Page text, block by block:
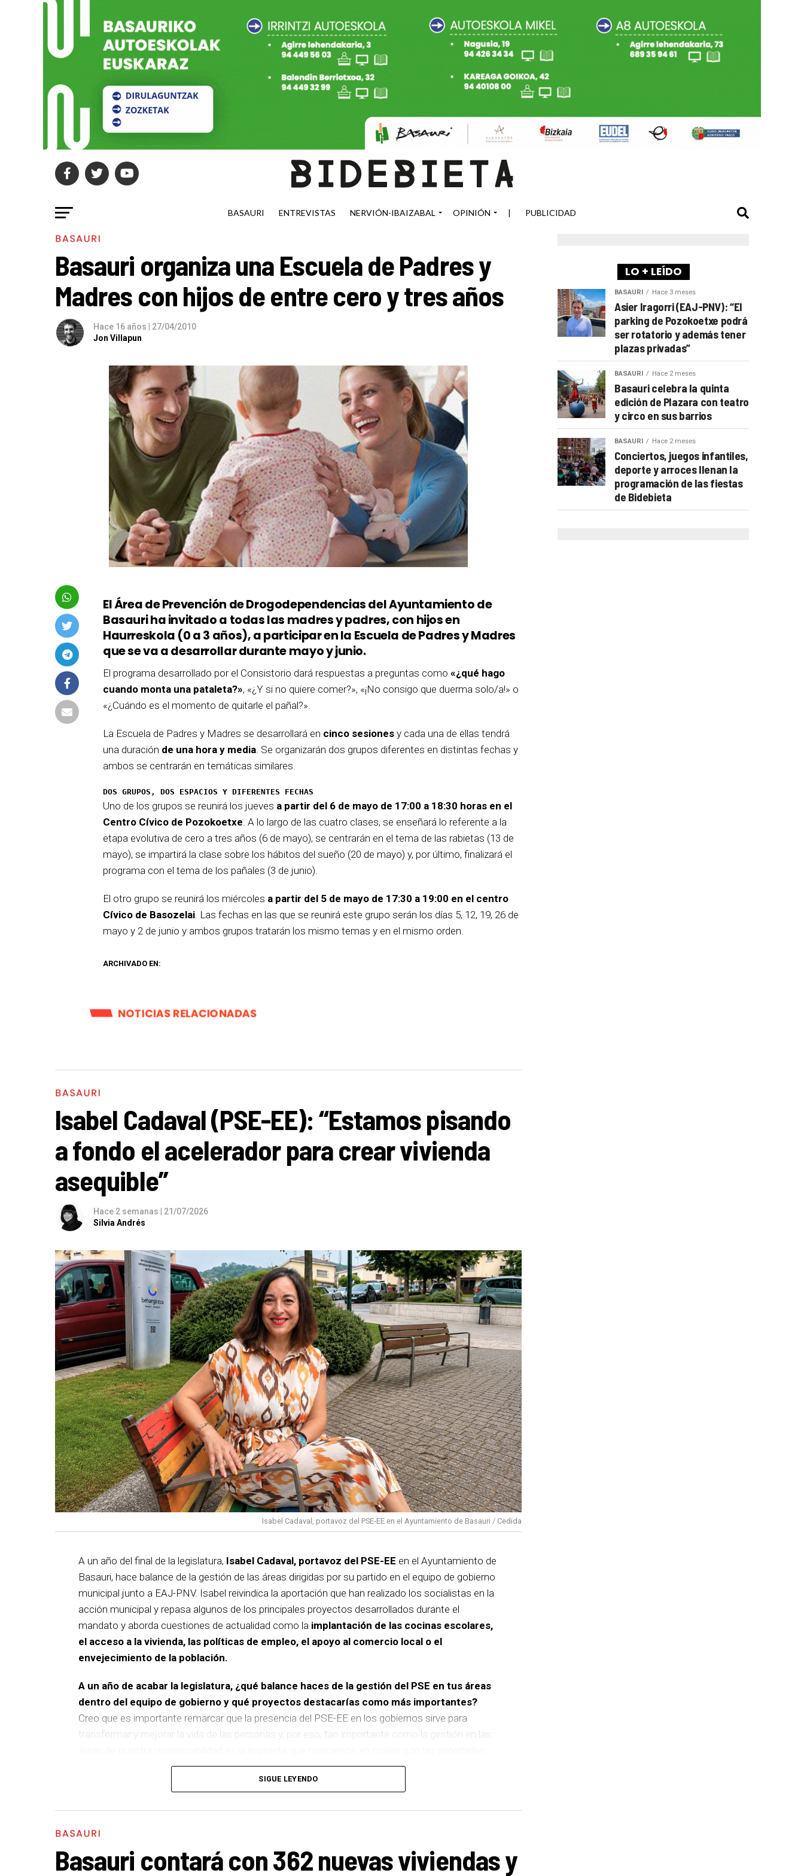
BASAURI ENTREVISTAS NERVIÓN-IBAIZABAL OPINIÓN | PUBLICIDAD
BASAURI
Basauri organiza una Escuela de Padres y
Madres con hijos de entre cero y tres años
Hace 16 años | 27/04/2010
Jon Villapun
El Área de Prevención de Drogodependencias del Ayuntamiento de
Basauri ha invitado a todas las madres y padres, con hijos en
Haurreskola (0 a 3 años), a participar en la Escuela de Padres y Madres
que se va a desarrollar durante mayo y junio.
El programa desarrollado por el Consistorio dará respuestas a preguntas como «¿qué hago
cuando monta una pataleta?», «¿Y si no quiere comer?», «¡No consigo que duerma solo/a!» o
«¿Cuándo es el momento de quitarle el pañal?».
La Escuela de Padres y Madres se desarrollará en cinco sesiones y cada una de ellas tendrá
una duración de una hora y media . Se organizarán dos grupos diferentes en distintas fechas y
ambos se centrarán en temáticas similares.
DOS GRUPOS, DOS ESPACIOS Y DIFERENTES FECHAS
Uno de los grupos se reunirá los jueves a partir del 6 de mayo de 17:00 a 18:30 horas en el
Centro Cívico de Pozokoetxe . A lo largo de las cuatro clases, se enseñará lo referente a la
etapa evolutiva de cero a tres años (6 de mayo), se centrarán en el tema de las rabietas (13 de
mayo), se impartirá la clase sobre los hábitos del sueño (20 de mayo) y, por último, finalizará el
programa con el tema de los pañales (3 de junio).
El otro grupo se reunirá los miércoles a partir del 5 de mayo de 17:30 a 19:00 en el centro
Cívico de Basozelai . Las fechas en las que se reunirá este grupo serán los días 5, 12, 19, 26 de
mayo y 2 de junio y ambos grupos tratarán los mismo temas y en el mismo orden.
ARCHIVADO EN:
NOTICIAS RELACIONADAS
BASAURI
Isabel Cadaval (PSE-EE): “Estamos pisando
a fondo el acelerador para crear vivienda
asequible”
Hace 2 semanas | 21/07/2026
Silvia Andrés
Isabel Cadaval, portavoz del PSE-EE en el Ayuntamiento de Basauri / Cedida
A un año del final de la legislatura, Isabel Cadaval, portavoz del PSE-EE en el Ayuntamiento de
Basauri, hace balance de la gestión de las áreas dirigidas por su partido en el equipo de gobierno
municipal junto a EAJ-PNV. Isabel reivindica la aportación que han realizado los socialistas en la
acción municipal y repasa algunos de los principales proyectos desarrollados durante el
mandato y aborda cuestiones de actualidad como la implantación de las cocinas escolares,
el acceso a la vivienda, las políticas de empleo, el apoyo al comercio local o el
envejecimiento de la población.
A un año de acabar la legislatura, ¿qué balance haces de la gestión del PSE en tus áreas
dentro del equipo de gobierno y qué proyectos destacarías como más importantes?
Creo que es importante remarcar que la presencia del PSE-EE en los gobiernos sirve para
transformar y mejorar la vida de las personas y, por eso, tan importante como la gestión en las
del equipo de gobierno.
En ese sentido, destacaría la construcción decinco ascensores para garantizar la accesibilidad
entre El Kalero y Basozelai. Es una actuación que transformará la movilidad y la accesibilidad de
los vecinos y vecinas de esa zona y que simboliza muy bien el Basauri por el que trabajamos:
En cuanto a nuestras áreas, estos tres años han dado para mucho. En Medio Ambiente
SIGUE LEYENDO
BASAURI
Basauri contará con 362 nuevas viviendas y
LO + LEÍDO
BASAURI Hace 3 meses
Asier Iragorri (EAJ-PNV): “El
parking de Pozokoetxe podrá
ser rotatorio y además tener
plazas privadas”
BASAURI Hace 2 meses
Basauri celebra la quinta
edición de Plazara con teatro
y circo en sus barrios
BASAURI Hace 2 meses
Conciertos, juegos infantiles,
deporte y arroces llenan la
programación de las fiestas
de Bidebieta